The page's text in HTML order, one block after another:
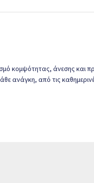
κομψότητας, άνεσης και
ανάγκη, από τις
με την ποιότητα και την